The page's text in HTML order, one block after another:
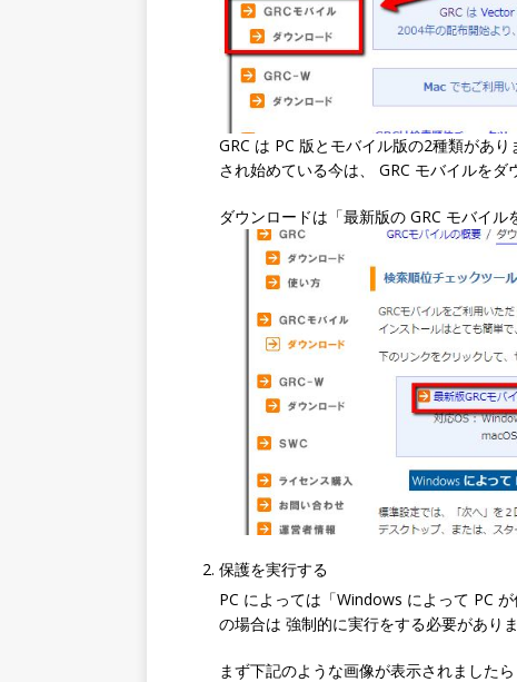
GRC は PC 版とモバイル版の2種類があ
され始めている今は、 GRC モバイルをダ
ダウンロードは「最新版の GRC モバイル
保護を実行する
PC によっては「Windows によって PC
の場合は 強制的に実行をする必要がありま
まず下記のような画像が表示されましたら